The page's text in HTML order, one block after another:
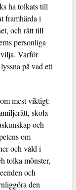
ha tolkats till
framhärda i
och rätt till
personliga
vilja. Varför
på vad ett
mest viktigt:
skola
och
om
och våld i
tolka mönster,
och
den